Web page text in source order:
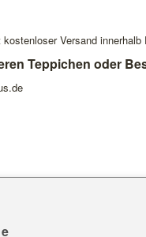
Versand
Teppichen oder